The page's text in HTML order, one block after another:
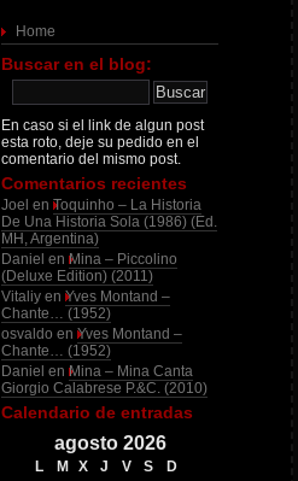
Home
Buscar en el blog:
En caso si el link de algun post
esta roto, deje su pedido en el
comentario del mismo post.
Comentarios recientes
Joel en Toquinho – La Historia
De Una Historia Sola (1986) (Ed.
MH, Argentina)
Daniel en Mina – Piccolino
(Deluxe Edition) (2011)
Vitaliy en Yves Montand –
Chante… (1952)
osvaldo en Yves Montand –
Chante… (1952)
Daniel en Mina – Mina Canta
Giorgio Calabrese P.&C. (2010)
Calendario de entradas
agosto 2026
L M X J V S
D